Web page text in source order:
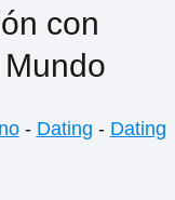
con
- Dating - Dating